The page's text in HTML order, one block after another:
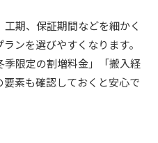
期、保証期間などを細かく
ンを選びやすくなります。
限定の割増料金」「搬入経
素も確認しておくと安心で